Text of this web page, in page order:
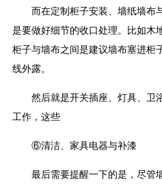
而在定制柜子安装、墙纸墙布
是要做好细节的收口处理。比如木
柜子与墙布之间是建议墙布塞进柜
线外露。
然后就是开关插座、灯具、卫
工作，这些
⑥清洁、家具电器与补漆
最后需要提醒一下的是，尽管